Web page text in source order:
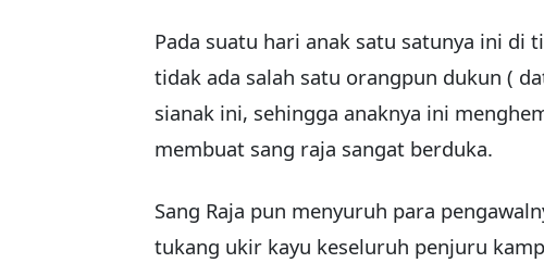
Pada suatu hari anak satu satunya ini di
tidak ada salah satu orangpun dukun (
sianak ini, sehingga anaknya ini
membuat sang raja sangat berduka.
Sang Raja pun menyuruh para
tukang ukir kayu keseluruh penjuru